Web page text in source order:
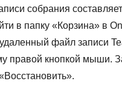
собрания
в папку «Корзина» в
файл записи
правой кнопкой мыши.